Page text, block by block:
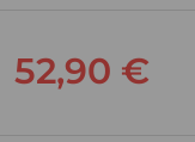
52,90 €